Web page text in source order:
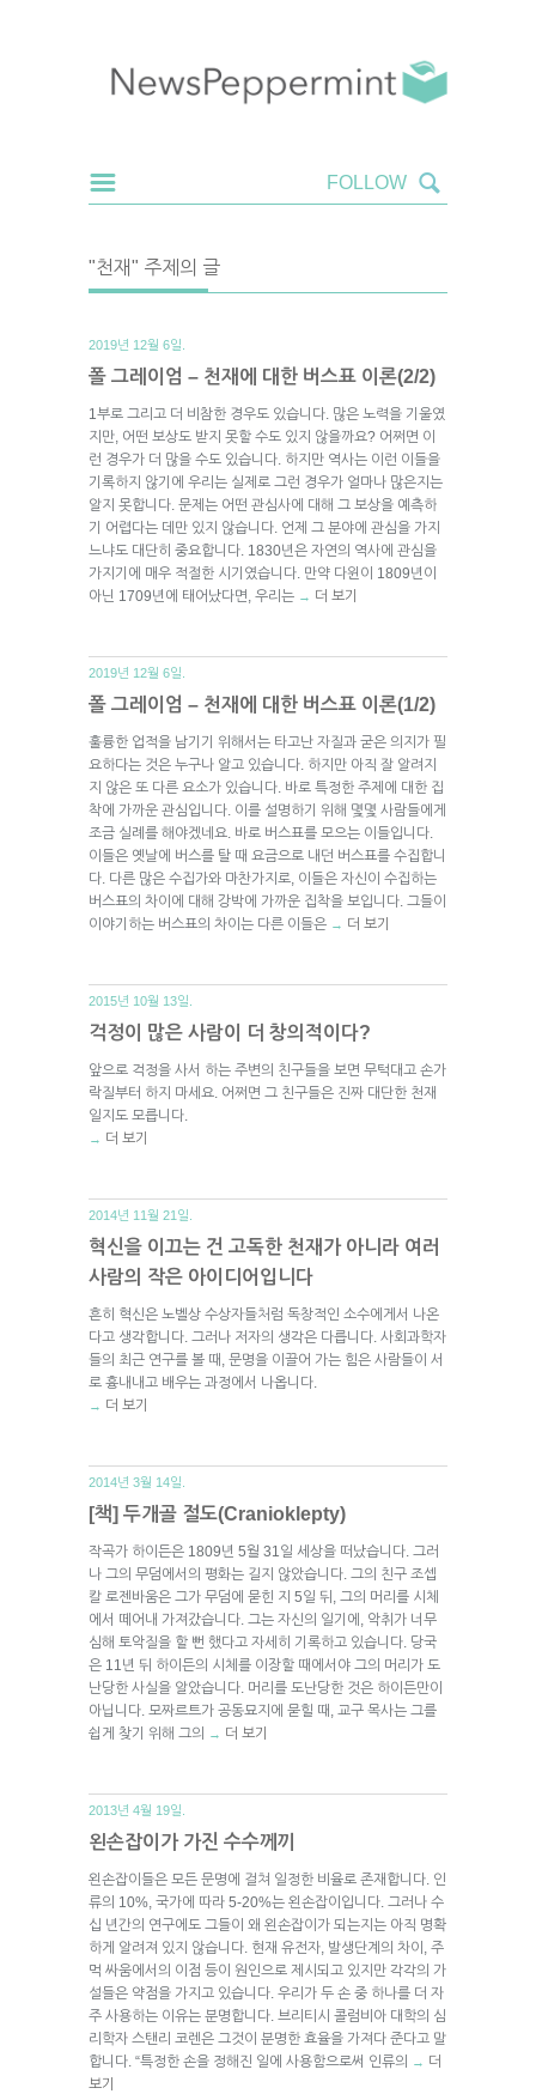
"천재" 주제의 글
2019년 12월 6일.
폴 그레이엄 – 천재에 대한 버스표 이론(2/2)
1부로 그리고 더 비참한 경우도 있습니다. 많은 노력을 기울였
지만, 어떤 보상도 받지 못할 수도 있지 않을까요? 어쩌면 이
런 경우가 더 많을 수도 있습니다. 하지만 역사는 이런 이들을
기록하지 않기에 우리는 실제로 그런 경우가 얼마나 많은지는
알지 못합니다. 문제는 어떤 관심사에 대해 그 보상을 예측하
기 어렵다는 데만 있지 않습니다. 언제 그 분야에 관심을 가지
느냐도 대단히 중요합니다. 1830년은 자연의 역사에 관심을
가지기에 매우 적절한 시기였습니다. 만약 다윈이 1809년이
아닌 1709년에 태어났다면, 우리는 → 더 보기
2019년 12월 6일.
폴 그레이엄 – 천재에 대한 버스표 이론(1/2)
훌륭한 업적을 남기기 위해서는 타고난 자질과 굳은 의지가 필
요하다는 것은 누구나 알고 있습니다. 하지만 아직 잘 알려지
지 않은 또 다른 요소가 있습니다. 바로 특정한 주제에 대한 집
착에 가까운 관심입니다. 이를 설명하기 위해 몇몇 사람들에게
조금 실례를 해야겠네요. 바로 버스표를 모으는 이들입니다.
이들은 옛날에 버스를 탈 때 요금으로 내던 버스표를 수집합니
다. 다른 많은 수집가와 마찬가지로, 이들은 자신이 수집하는
버스표의 차이에 대해 강박에 가까운 집착을 보입니다. 그들이
이야기하는 버스표의 차이는 다른 이들은 → 더 보기
2015년 10월 13일.
걱정이 많은 사람이 더 창의적이다?
앞으로 걱정을 사서 하는 주변의 친구들을 보면 무턱대고 손가
락질부터 하지 마세요. 어쩌면 그 친구들은 진짜 대단한 천재
일지도 모릅니다.
→ 더 보기
2014년 11월 21일.
혁신을 이끄는 건 고독한 천재가 아니라 여러
사람의 작은 아이디어입니다
흔히 혁신은 노벨상 수상자들처럼 독창적인 소수에게서 나온
다고 생각합니다. 그러나 저자의 생각은 다릅니다. 사회과학자
들의 최근 연구를 볼 때, 문명을 이끌어 가는 힘은 사람들이 서
로 흉내내고 배우는 과정에서 나옵니다.
→ 더 보기
2014년 3월 14일.
[책] 두개골 절도(Cranioklepty)
작곡가 하이든은 1809년 5월 31일 세상을 떠났습니다. 그러
나 그의 무덤에서의 평화는 길지 않았습니다. 그의 친구 조셉
칼 로젠바움은 그가 무덤에 묻힌 지 5일 뒤, 그의 머리를 시체
에서 떼어내 가져갔습니다. 그는 자신의 일기에, 악취가 너무
심해 토악질을 할 뻔 했다고 자세히 기록하고 있습니다. 당국
은 11년 뒤 하이든의 시체를 이장할 때에서야 그의 머리가 도
난당한 사실을 알았습니다. 머리를 도난당한 것은 하이든만이
아닙니다. 모짜르트가 공동묘지에 묻힐 때, 교구 목사는 그를
쉽게 찾기 위해 그의
→ 더 보기
2013년 4월 19일.
왼손잡이가 가진 수수께끼
왼손잡이들은 모든 문명에 걸쳐 일정한 비율로 존재합니다. 인
류의 10%, 국가에 따라 5-20%는 왼손잡이입니다. 그러나 수
십 년간의 연구에도 그들이 왜 왼손잡이가 되는지는 아직 명확
하게 알려져 있지 않습니다. 현재 유전자, 발생단계의 차이, 주
먹 싸움에서의 이점 등이 원인으로 제시되고 있지만 각각의 가
설들은 약점을 가지고 있습니다. 우리가 두 손 중 하나를 더 자
주 사용하는 이유는 분명합니다. 브리티시 콜럼비아 대학의 심
리학자 스탠리 코렌은 그것이 분명한 효율을 가져다 준다고 말
합니다. “특정한 손을 정해진 일에 사용함으로써 인류의
→ 더
보기